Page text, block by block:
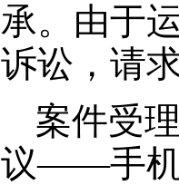
承。由于
诉讼，请
案件受
议——手机